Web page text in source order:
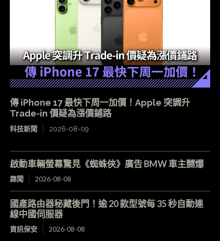
傳 iPhone 17 最快下周一加價！Apple 突調升
Trade-in 價疑為漲價鋪路
科技新聞 2026-08-09
啟動車輛螢幕驚見《蜘蛛俠》廣告 BMW 車主嬲爆
趣聞 2026-08-08
國產路由器秘藏後門！逾 20 款型號每 35 秒自動連
線中國伺服器
資訊保安 2026-08-08